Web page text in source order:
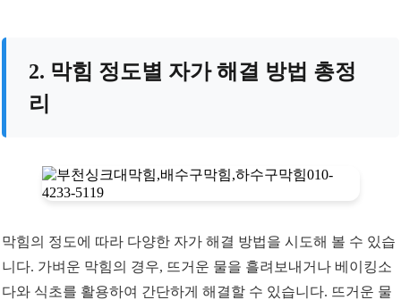
2. 막힘 정도별 자가 해결 방법 총정
리
막힘의 정도에 따라 다양한 자가 해결 방법을 시도해 볼 수 있습
니다. 가벼운 막힘의 경우, 뜨거운 물을 흘려보내거나 베이킹소
다와 식초를 활용하여 간단하게 해결할 수 있습니다. 뜨거운 물